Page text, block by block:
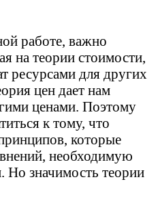
работе, важно
на теории стоимости,
ресурсами для других
цен дает нам
ценами. Поэтому
к тому, что
которые
необходимую
Но значимость теории